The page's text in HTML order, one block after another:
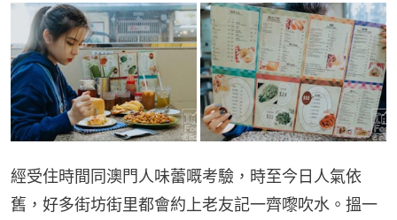
經受住時間同澳門人味蕾嘅考驗，時至今日人氣依
舊，好多街坊街里都會約上老友記一齊嚟吹水。搵一